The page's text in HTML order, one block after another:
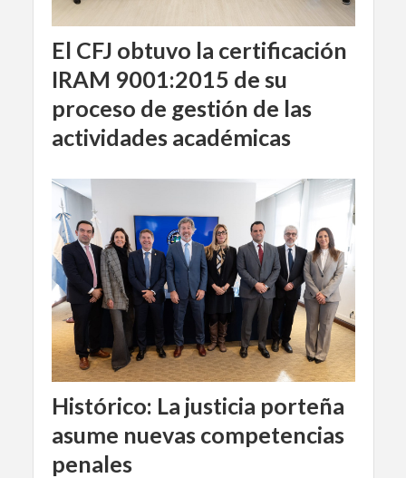
El CFJ obtuvo la certificación
IRAM 9001:2015 de su
proceso de gestión de las
actividades académicas
Histórico: La justicia porteña
asume nuevas competencias
penales